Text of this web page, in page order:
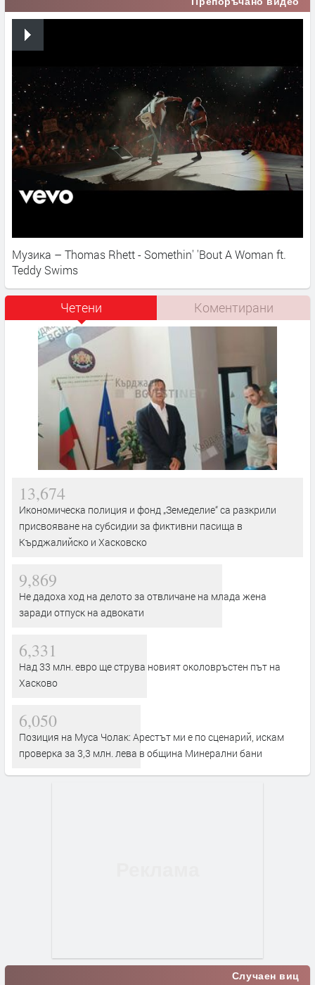
Музика – Thomas Rhett - Somethin' 'Bout A Woman ft.
Teddy Swims
Четени Коментирани
13,674
Икономическа полиция и фонд „Земеделие“ са разкрили
присвояване на субсидии за фиктивни пасища в
Кърджалийско и Хасковско
9,869
Не дадоха ход на делото за отвличане на млада жена
заради отпуск на адвокати
6,331
Над 33 млн. евро ще струва новият околовръстен път на
Хасково
6,050
Позиция на Муса Чолак: Арестът ми е по сценарий, искам
проверка за 3,3 млн. лева в община Минерални бани
Случаен виц